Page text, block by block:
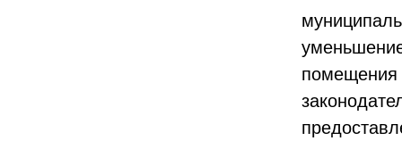
помещения